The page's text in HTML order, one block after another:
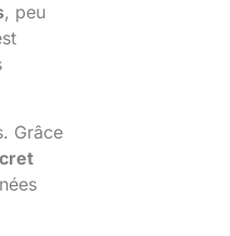
, peu
Grâce